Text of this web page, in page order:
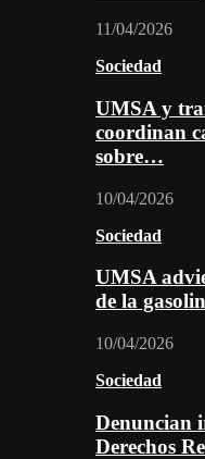
11/04/2026
Sociedad
UMSA y
coordinan
sobre…
10/04/2026
Sociedad
UMSA
de la
10/04/2026
Sociedad
Denuncian
Derechos